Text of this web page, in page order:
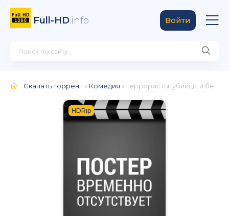
Full-HD.info Войти
Скачать торрент » Комедия » Террористы, убийцы и безумцы с Ближнего Востока
HDRip